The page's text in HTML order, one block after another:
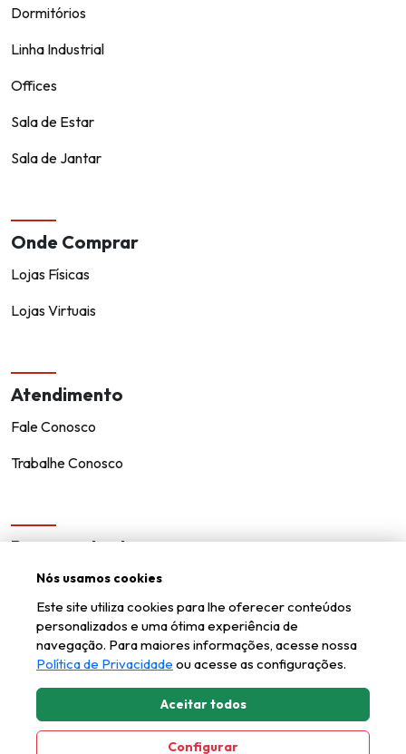
Dormitórios
Linha Industrial
Offices
Sala de Estar
Sala de Jantar
Onde Comprar
Lojas Físicas
Lojas Virtuais
Atendimento
Fale Conosco
Trabalhe Conosco
Representantes
Encontre um representante!
Seja um representante
Kappesberg © todos os direitos reservados.
Nós usamos cookies
Este site utiliza cookies para lhe oferecer conteúdos
personalizados e uma ótima experiência de
navegação. Para maiores informações, acesse nossa
Política de Privacidade ou acesse as configurações.
Aceitar todos
Configurar